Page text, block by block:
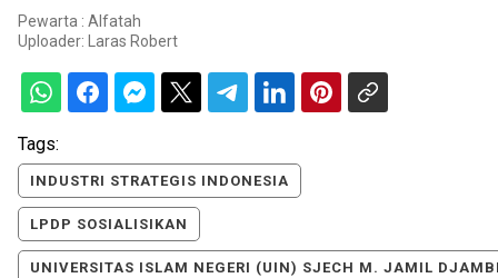
Pewarta : Alfatah
Uploader:
Laras Robert
Tags:
INDUSTRI STRATEGIS INDONESIA
LPDP SOSIALISIKAN
UNIVERSITAS ISLAM NEGERI (UIN) SJECH M. JAMIL